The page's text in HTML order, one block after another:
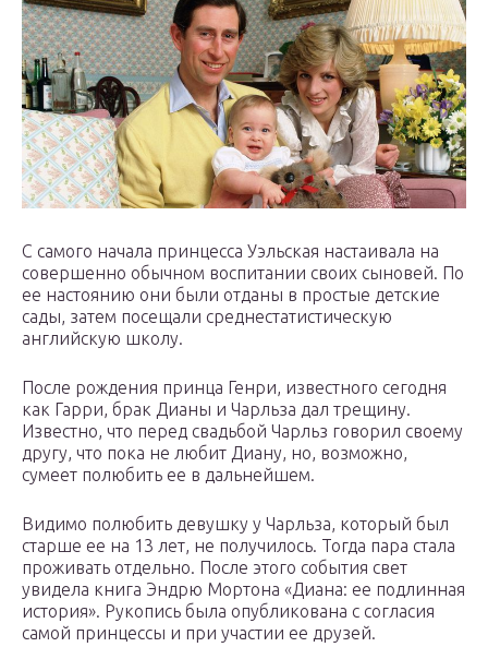
С самого начала принцесса Уэльская настаивала на
совершенно обычном воспитании своих сыновей. По
ее настоянию они были отданы в простые детские
сады, затем посещали среднестатистическую
английскую школу.
После рождения принца Генри, известного сегодня
как Гарри, брак Дианы и Чарльза дал трещину.
Известно, что перед свадьбой Чарльз говорил своему
другу, что пока не любит Диану, но, возможно,
сумеет полюбить ее в дальнейшем.
Видимо полюбить девушку у Чарльза, который был
старше ее на 13 лет, не получилось. Тогда пара стала
проживать отдельно. После этого события свет
увидела книга Эндрю Мортона «Диана: ее подлинная
история». Рукопись была опубликована с согласия
самой принцессы и при участии ее друзей.